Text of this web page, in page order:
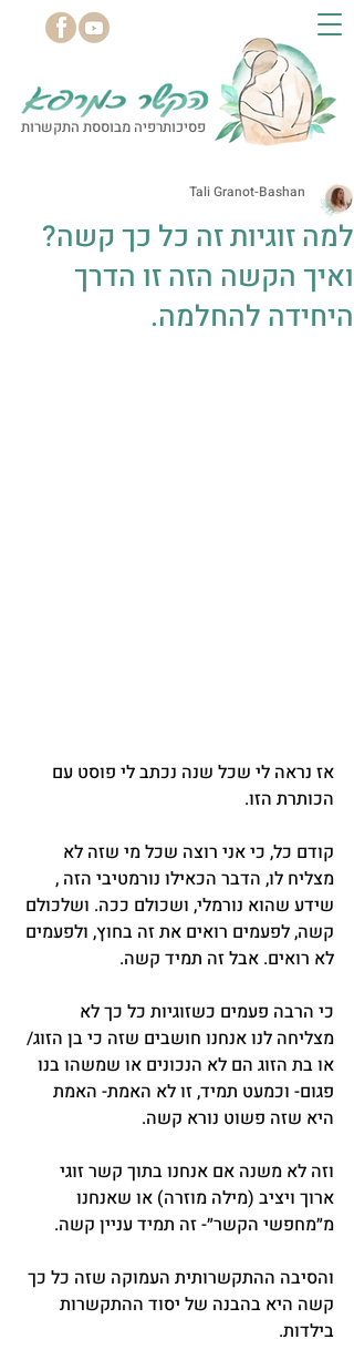
פסיכותרפיה מבוססת התקשרות
למה זוגיות זה כל כך קשה?
ואיך הקשה הזה זו הדרך
היחידה להחלמה.
Tali Granot-Bashan
אז נראה לי שכל שנה נכתב לי פוסט עם
הכותרת הזו.
קודם כל, כי אני רוצה שכל מי שזה לא
מצליח לו, הדבר הכאילו נורמטיבי הזה ,
שידע שהוא נורמלי, ושכולם ככה. ושלכולם
קשה, לפעמים רואים את זה בחוץ, ולפעמים
לא רואים. אבל זה תמיד קשה.
כי הרבה פעמים כשזוגיות כל כך לא
מצליחה לנו אנחנו חושבים שזה כי בן הזוג/
או בת הזוג הם לא הנכונים או שמשהו בנו
פגום- וכמעט תמיד, זו לא האמת- האמת
היא שזה פשוט נורא קשה.
וזה לא משנה אם אנחנו בתוך קשר זוגי
ארוך ויציב (מילה מוזרה) או שאנחנו
מ״מחפשי הקשר״- זה תמיד עניין קשה.
והסיבה ההתקשרותית העמוקה שזה כל כך
קשה היא בהבנה של יסוד ההתקשרות
בילדות.